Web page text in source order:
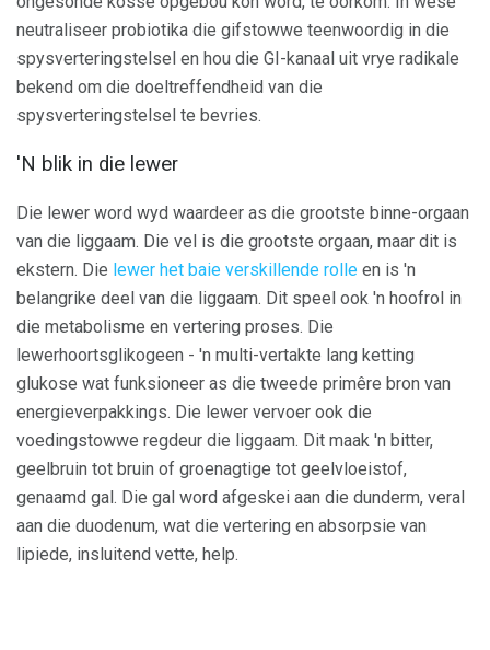
neutraliseer probiotika die gifstowwe teenwoordig in die
spysverteringstelsel en hou die GI-kanaal uit vrye radikale
bekend om die doeltreffendheid van die
spysverteringstelsel te bevries.
'N blik in die lewer
Die lewer word wyd waardeer as die grootste binne-orgaan
van die liggaam. Die vel is die grootste orgaan, maar dit is
ekstern. Die lewer het baie verskillende rolle en is 'n
belangrike deel van die liggaam. Dit speel ook 'n hoofrol in
die metabolisme en vertering proses. Die
lewerhoortsglikogeen - 'n multi-vertakte lang ketting
glukose wat funksioneer as die tweede primêre bron van
energieverpakkings. Die lewer vervoer ook die
voedingstowwe regdeur die liggaam. Dit maak 'n bitter,
geelbruin tot bruin of groenagtige tot geelvloeistof,
genaamd gal. Die gal word afgeskei aan die dunderm, veral
aan die duodenum, wat die vertering en absorpsie van
lipiede, insluitend vette, help.